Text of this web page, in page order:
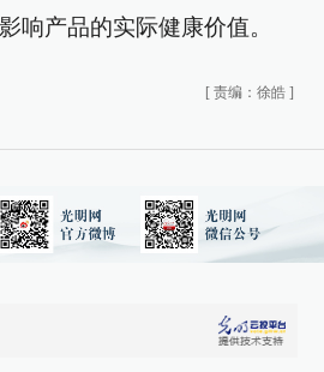
响产品的实际健康价值。
[ 责编：徐皓 ]